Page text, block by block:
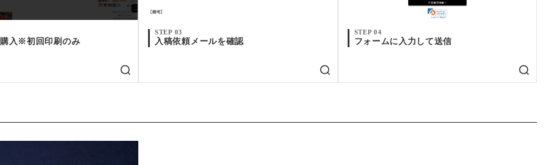
入※初回印刷のみ
STEP 03
入稿依頼メールを確認
STEP 04
フォームに入力して送信